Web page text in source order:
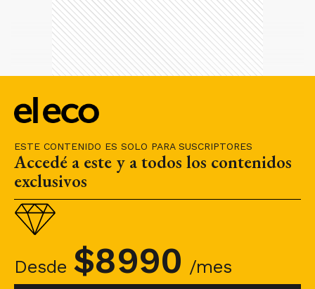
ESTE CONTENIDO ES SOLO PARA SUSCRIPTORES
Accedé a este y a todos los contenidos
exclusivos
Desde $8990 /mes